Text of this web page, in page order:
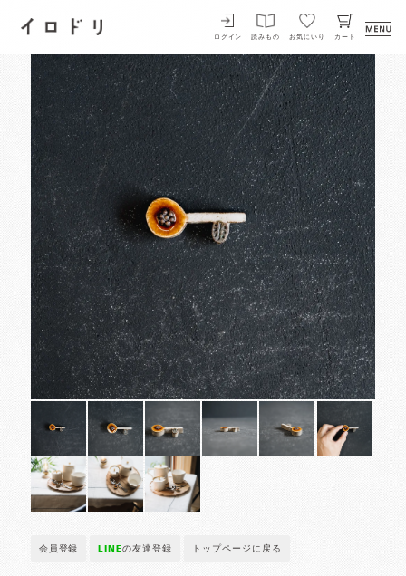
イロドリ
ログイン 読みもの お気にいり カート
会員登録 LINEの友達登録 トップページに戻る